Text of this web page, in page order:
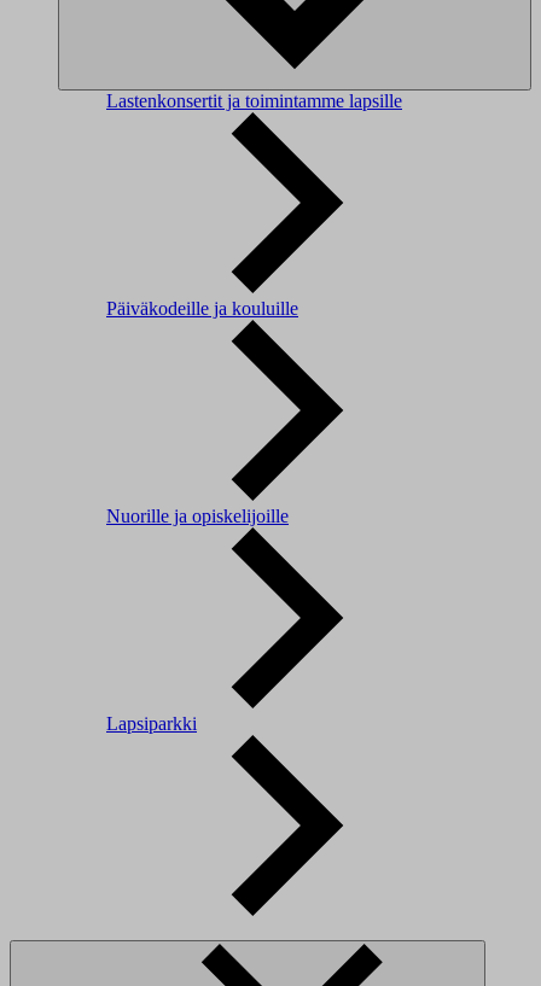
Lastenkonsertit ja toimintamme lapsille
Päiväkodeille ja kouluille
Nuorille ja opiskelijoille
Lapsiparkki